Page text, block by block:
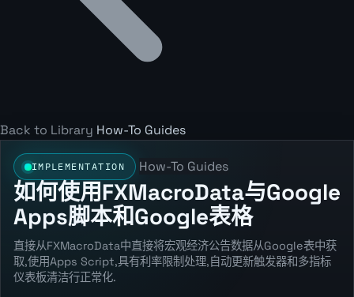
Back to Library How-To Guides
IMPLEMENTATION How-To Guides
如何使用FXMacroData与Google
Apps脚本和Google表格
直接从FXMacroData中直接将宏观经济公告数据从Google表中获
取,使用Apps Script,具有利率限制处理,自动更新触发器和多指标
仪表板清洁行正常化.